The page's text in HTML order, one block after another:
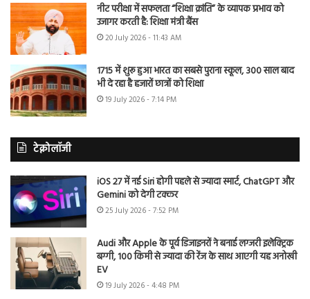
नीट परीक्षा में सफलता “शिक्षा क्रांति” के व्यापक प्रभाव को
उजागर करती है: शिक्षा मंत्री बैंस
20 July 2026 - 11:43 AM
1715 में शुरू हुआ भारत का सबसे पुराना स्कूल, 300 साल बाद
भी दे रहा है हजारों छात्रों को शिक्षा
19 July 2026 - 7:14 PM
टेक्नोलॉजी
iOS 27 में नई Siri होगी पहले से ज्यादा स्मार्ट, ChatGPT और
Gemini को देगी टक्कर
25 July 2026 - 7:52 PM
Audi और Apple के पूर्व डिजाइनरों ने बनाई लग्जरी इलेक्ट्रिक
बग्गी, 100 किमी से ज्यादा की रेंज के साथ आएगी यह अनोखी
EV
19 July 2026 - 4:48 PM